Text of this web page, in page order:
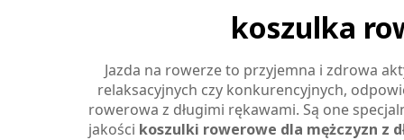
koszulka
Jazda na rowerze to przyjemna i zdrowa
relaksacyjnych czy konkurencyjnych,
rowerowa z długimi rękawami. Są one
jakości koszulki rowerowe dla mężczyzn z